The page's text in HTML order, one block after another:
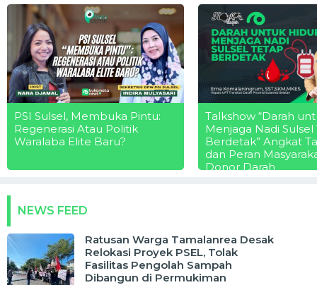
PSI Sulsel, Membuka Pintu:
Regenerasi Atau Politik
Waralaba Elite Baru?
Talkshow “Darah
Menjaga Nadi Sulsel
Berdetak” Angkat
dan Peran
Donor Darah
NEWS FEED
Ratusan Warga Tamalanrea Desak
Relokasi Proyek PSEL, Tolak
Fasilitas Pengolah Sampah
Dibangun di Permukiman